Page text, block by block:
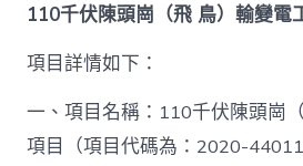
110千伏陳頭崗（飛 鳥）輸變電
項目詳情如下：
一、項目名稱：110千伏陳頭崗
項目（項目代碼為：2020-